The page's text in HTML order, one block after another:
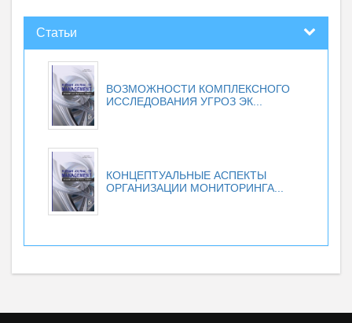
Статьи
ВОЗМОЖНОСТИ КОМПЛЕКСНОГО
ИССЛЕДОВАНИЯ УГРОЗ ЭК...
КОНЦЕПТУАЛЬНЫЕ АСПЕКТЫ
ОРГАНИЗАЦИИ МОНИТОРИНГА...